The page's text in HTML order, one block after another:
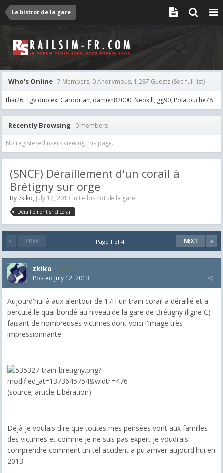
Le bistrot de la gare
Who's Online 7 Members, 0 Anonymous, 1,287 Guests (See full list)
thai26 Tgv duplex Gardorian damien82000 Neokill gg90 Polatouche78
Recently Browsing 0 members
No registered users viewing this page.
(SNCF) Déraillement d'un corail à
Brétigny sur orge
By zkiko, July 12, 2013 in Le bistrot de la gare
Déraillement sncf corail
PREV NEXT
Page 1 of 4
zkiko 74
Posted July 12, 2013
Aujourd'hui à aux alentour de 17H un train corail a déraillé et a
percuté le quai bondé au niveau de la gare de Brétigny (ligne C)
faisant de nombreuses victimes dont voici l'image très
impressionnante:
(source; article Libération)
Déjà je voulais dire que toutes mes pensées vont aux familles
des victimes et comme je ne suis pas expert je voudrais
comprendre comment un tel accident a pu arriver aujourd'hui en
2013